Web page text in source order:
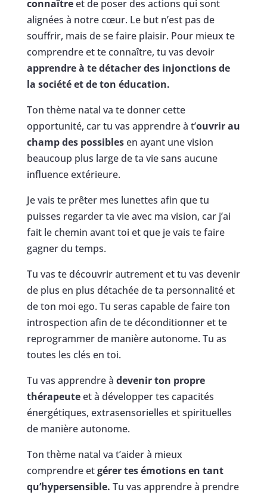
connaîtreet de poser des actions qui sont
alignées à notre cœur. Le but n’est pas de
souffrir, mais de se faire plaisir. Pour mieux te
comprendre et te connaître, tu vas devoir
apprendre à te détacher des injonctions de
la société et de ton éducation.
Ton thème natal va te donner cette
opportunité, car tu vas apprendre à t’ouvrir au
champ des possiblesen ayant une vision
beaucoup plus large de ta vie sans aucune
influence extérieure.
Je vais te prêter mes lunettes afin que tu
puisses regarder ta vie avec ma vision, car j’ai
fait le chemin avant toi et que je vais te faire
gagner du temps.
Tu vas te découvrir autrement et tu vas devenir
de plus en plus détachée de ta personnalité et
de ton moi ego. Tu seras capable de faire ton
introspection afin de te déconditionner et te
reprogrammer de manière autonome. Tu as
toutes les clés en toi.
Tu vas apprendre à devenir ton propre
thérapeuteet à développer tes capacités
énergétiques, extrasensorielles et spirituelles
de manière autonome.
Ton thème natal va t’aider à mieux
comprendre etgérer tes émotions en tant
qu’hypersensible. Tu vas apprendre à prendre